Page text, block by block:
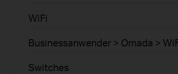
WiFi
Businessanwender > Omada >
Switches